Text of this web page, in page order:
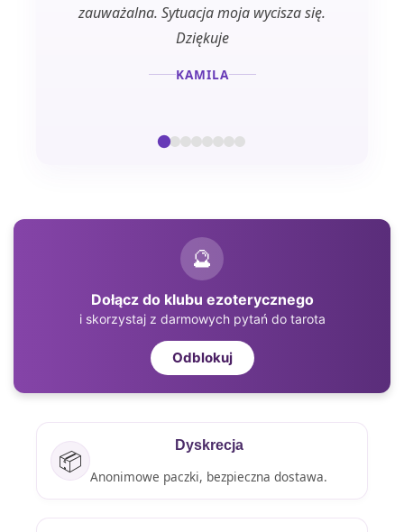
zauważalna. Sytuacja moja wycisza się.
Dziękuje
KAMILA
🔮
Dołącz do klubu ezoterycznego
i skorzystaj z darmowych pytań do tarota
Odblokuj
📦
Dyskrecja
Anonimowe paczki, bezpieczna dostawa.